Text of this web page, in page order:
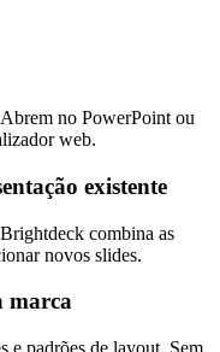
reais em
no PowerPoint ou
web.
existente
combina as
novos slides.
marca